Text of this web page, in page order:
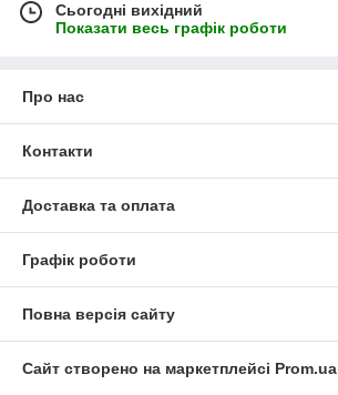
Сьогодні вихідний
Показати весь графік роботи
Про нас
Контакти
Доставка та оплата
Графік роботи
Повна версія сайту
Сайт створено на маркетплейсі Prom.ua